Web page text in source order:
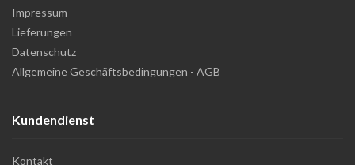
Impressum
Lieferungen
Datenschutz
Allgemeine Geschäftsbedingungen - AGB
Kundendienst
Kontakt